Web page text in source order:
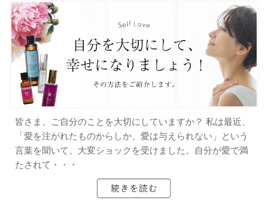
皆さま、ご自分のことを大切にしていますか？ 私は最近、
「愛を注がれたものからしか、愛は与えられない」という
言葉を聞いて、大変ショックを受けました。自分が愛で満
たされて・・・